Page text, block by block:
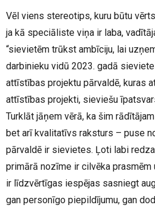
Vēl viens stereotips, kuru būtu
ja kā speciāliste viņa ir laba,
“sievietēm trūkst ambīciju, lai
darbinieku vidū 2023. gadā
attīstības projektu pārvaldē, kuras
attīstības projekti, sieviešu
Turklāt jāņem vērā, ka šim
bet arī kvalitatīvs raksturs – puse
pārvaldē ir sievietes. Ļoti labi
primārā nozīme ir cilvēka
ir līdzvērtīgas iespējas sasniegt
gan personīgo piepildījumu, gan